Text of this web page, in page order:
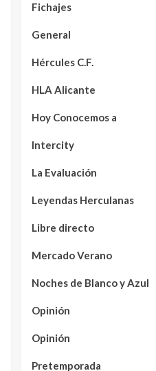
Fichajes
General
Hércules C.F.
HLA Alicante
Hoy Conocemos a
Intercity
La Evaluación
Leyendas Herculanas
Libre directo
Mercado Verano
Noches de Blanco y Azul
Opinión
Opinión
Pretemporada